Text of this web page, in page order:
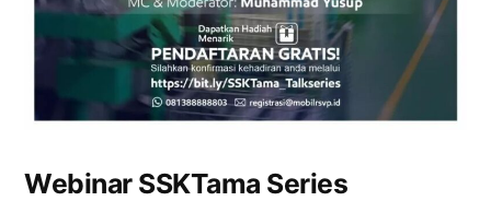
Webinar SSKTama Series